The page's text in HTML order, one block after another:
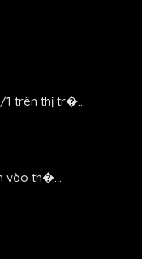
1 trên thị tr�...
vào th�...